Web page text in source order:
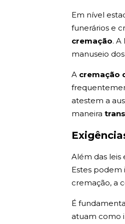
Em nível
funerários e
cremação.
manuseio
A cremação
atestem a
maneira
Além das leis
Estes
cremação, a
É
atuam como